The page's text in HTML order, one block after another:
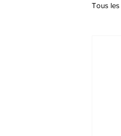
Tous